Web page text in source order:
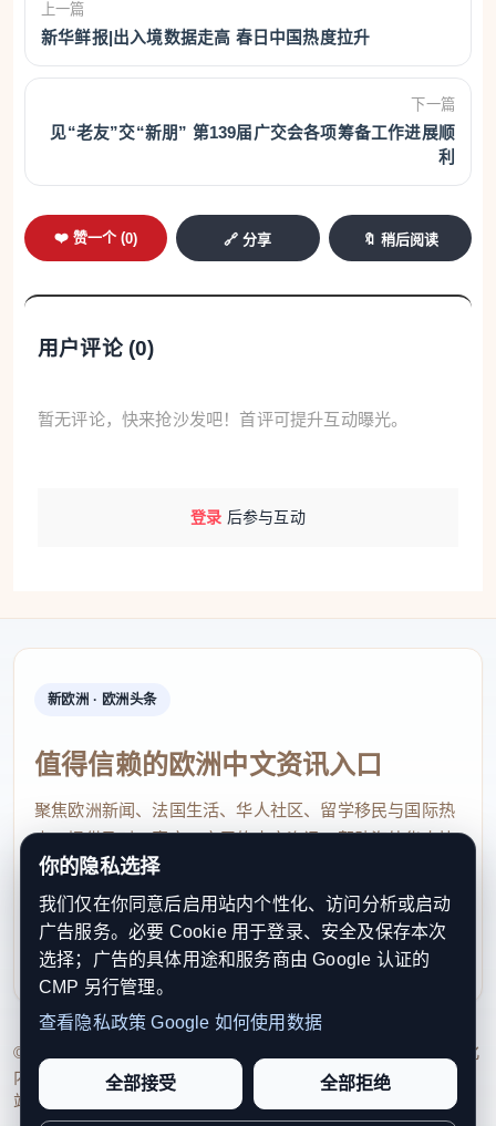
持季节性下降趋势，逐步回落至常年同期水平。”张晶
说。
针对服务价格环比下降1.1%，董莉娟分析，长假过后
消费需求季节性回落较多，加之节后部分服务业供给
有所增加，飞机票、交通工具租赁和旅行社收费价格
分别下降29.5%、18.9%和14.2%。
工业消费品价格环比涨幅比上月扩大0.6个百分点。董
莉娟说，国际市场原油价格大幅震荡，国内成品油价
影响CPI环比上涨约0.31个百分点；受原材料成本上
值得注意的是，PPI同比由上月下降0.9%转为上涨
由于综合整治“内卷式”竞争取得积极成效，国内部分
光伏设备及元器件制造、锂离子电池制造价格分别上
涨5.2%和2.5%。同时，宏观政策向“新”聚力，“人工
智能+”加快拓展、算力需求快速增长，光纤制造等行
业价格也有所上涨。
受国际原油等价格大幅上涨影响，国内石油相关行业
价格快速上行。“石油和天然气开采业价格、石油煤炭
及其他燃料加工业价格、化学原料和化学制品制造业
价格涨幅比上月分别扩大10.7个、5.4个和2.3个百分
点，是PPI环比涨幅扩大的主要原因。”董莉娟说。
上一篇
新华鲜报|出入境数据走高 春日中国热度拉升
下一篇
见“老友”交“新朋” 第139届广交会各项筹备工作进展顺
利
❤️ 赞一个 (0) 🔗 分享 🔖 稍后阅读
用户评论 (0)
暂无评论，快来抢沙发吧！首评可提升互动曝光。
登录 后参与互动
新欧洲 · 欧洲头条
值得信赖的欧洲中文资讯入口
聚焦欧洲新闻、法国生活、华人社区、留学移民与国际热
点，提供及时、真实、实用的中文资讯，帮助海外华人快
速了解欧洲动态。
contact@xinouzhou.com
服务支持、版权与合作：工作日优先处理站务、投稿与权
利通知
© 2026 新欧洲·欧洲头条. All Rights Reserved. 本网站持续优化
内容透明度、联系方式与用户权利说明，以提升品牌信任感和
站点完整度。
你的隐私选择
我们仅在你同意后启用站内个性化、访问分析或启动
广告服务。必要 Cookie 用于登录、安全及保存本次
选择；广告的具体用途和服务商由 Google 认证的
CMP 另行管理。
查看隐私政策 Google 如何使用数据
全部接受 全部拒绝